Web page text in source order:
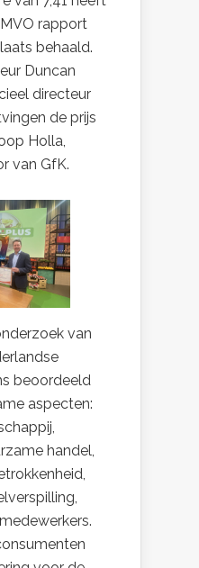
rapport
behaald.
Duncan
directeur
de prijs
Holla,
van GfK.
van
beoordeeld
aspecten:
handel,